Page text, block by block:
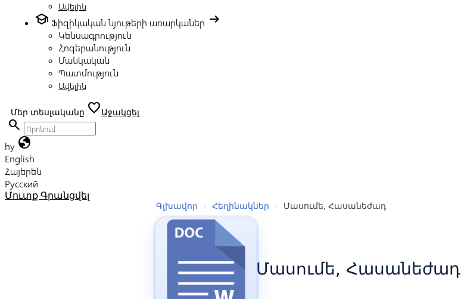
Ավելին
school Ֆիզիկական նյութերի առարկաներ arrow_right_alt
Կենսագրություն
Հոգեբանություն
Մանկական
Պատմություն
Ավելին
Մեր տեսլականը favoriteԱջակցել
search
hy globe
English
Հայերեն
Русский
Մուտք Գրանցվել
Գլխավոր › Հեղինակներ › Մասումե, Հասանեժադ
Մասումե, Հասանեժադ